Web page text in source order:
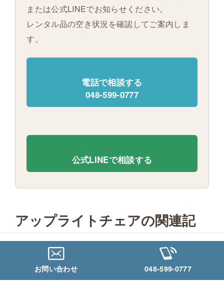
または公式LINEでお知らせください。
レンタル品の空き状況を確認してご案内しま
す。
電話で相談する
048-599-0777
公式LINEで相談する
アップライトチェアの関連記
事
お問い合わせ 048-599-0777